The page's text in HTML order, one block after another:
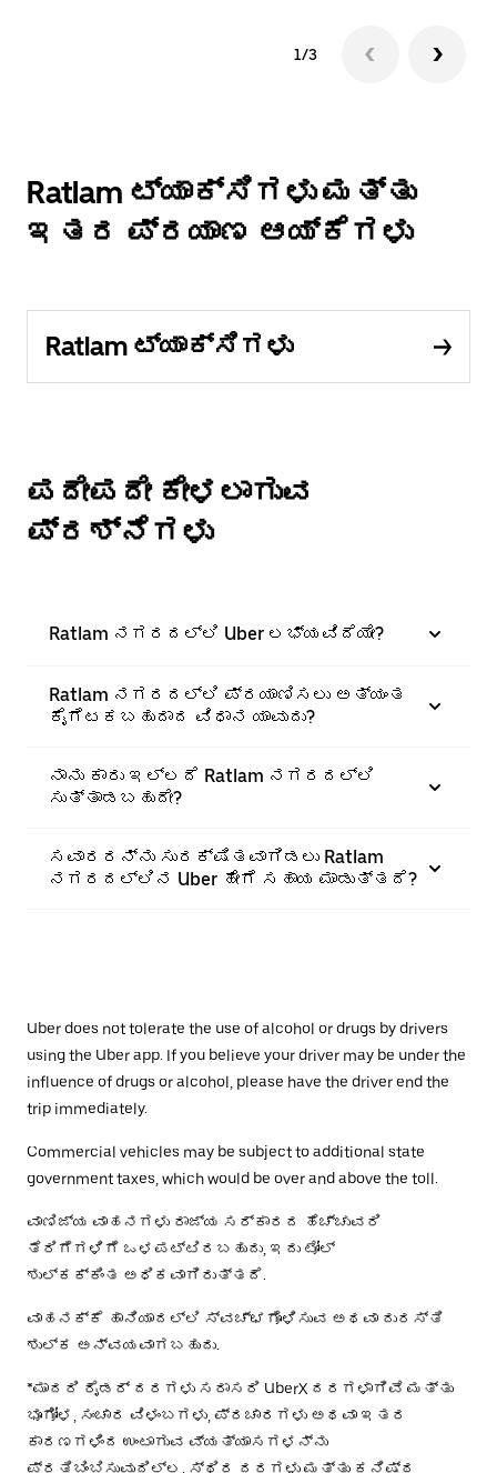
1/3
Ratlam ಟ್ಯಾಕ್ಸಿಗಳು ಮತ್ತು
ಇತರ ಪ್ರಯಾಣ ಆಯ್ಕೆಗಳು
Ratlam ಟ್ಯಾಕ್ಸಿಗಳು
ಪದೇಪದೇ ಕೇಳಲಾಗುವ
ಪ್ರಶ್ನೆಗಳು
Ratlam ನಗರದಲ್ಲಿ Uber ಲಭ್ಯವಿದೆಯೇ?
Ratlam ನಗರದಲ್ಲಿ ಪ್ರಯಾಣಿಸಲು ಅತ್ಯಂತ
ಕೈಗೆಟಕಬಹುದಾದ ವಿಧಾನ ಯಾವುದು?
ನಾನು ಕಾರು ಇಲ್ಲದೆ Ratlam ನಗರದಲ್ಲಿ
ಸುತ್ತಾಡಬಹುದೇ?
ಸವಾರರನ್ನು ಸುರಕ್ಷಿತವಾಗಿಡಲು Ratlam
ನಗರದಲ್ಲಿನ Uber ಹೇಗೆ ಸಹಾಯ ಮಾಡುತ್ತದೆ?
Uber does not tolerate the use of alcohol or drugs by drivers
using the Uber app. If you believe your driver may be under the
influence of drugs or alcohol, please have the driver end the
trip immediately.
Commercial vehicles may be subject to additional state
government taxes, which would be over and above the toll.
ವಾಣಿಜ್ಯ ವಾಹನಗಳು ರಾಜ್ಯ ಸರ್ಕಾರದ ಹೆಚ್ಚುವರಿ
ತೆರಿಗೆಗಳಿಗೆ ಒಳಪಟ್ಟಿರಬಹುದು, ಇದು ಟೋಲ್
ಶುಲ್ಕಕ್ಕಿಂತ ಅಧಿಕವಾಗಿರುತ್ತದೆ.
ವಾಹನಕ್ಕೆ ಹಾನಿಯಾದಲ್ಲಿ ಸ್ವಚ್ಛಗೊಳಿಸುವ ಅಥವಾ ದುರಸ್ತಿ
ಶುಲ್ಕ ಅನ್ವಯವಾಗಬಹುದು.
*ಮಾದರಿ ರೈಡರ್ ದರಗಳು ಸರಾಸರಿ UberX ದರಗಳಾಗಿವೆ ಮತ್ತು
ಭೂಗೋಳ, ಸಂಚಾರ ವಿಳಂಬಗಳು, ಪ್ರಚಾರಗಳು ಅಥವಾ ಇತರ
ಕಾರಣಗಳಿಂದ ಉಂಟಾಗುವ ವ್ಯತ್ಯಾಸಗಳನ್ನು
ಪ್ರತಿಬಿಂಬಿಸುವುದಿಲ್ಲ. ಸ್ಥಿರ ದರಗಳು ಮತ್ತು ಕನಿಷ್ಠ